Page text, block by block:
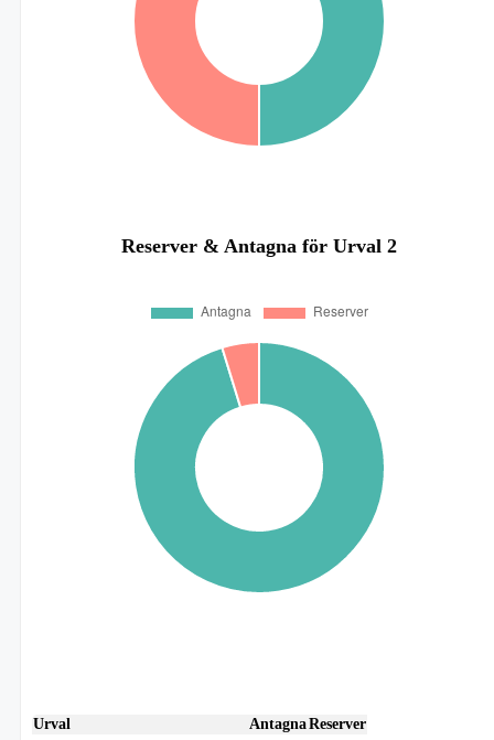
Reserver & Antagna för Urval 2
Urval AntagnaReserver